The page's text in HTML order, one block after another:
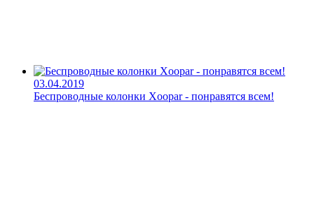
03.04.2019
Беспроводные колонки Xoopar - понравятся всем!